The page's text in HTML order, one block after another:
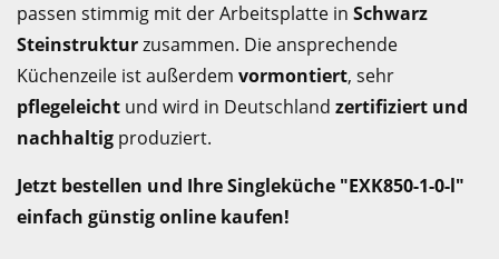
passen stimmig mit der Arbeitsplatte in Schwarz
Steinstrukturzusammen. Die ansprechende
Küchenzeile ist außerdem vormontiert, sehr
pflegeleicht und wird in Deutschland zertifiziert und
nachhaltig produziert.
Jetzt bestellen und Ihre Singleküche "EXK850-1-0-l"
einfach günstig online kaufen!